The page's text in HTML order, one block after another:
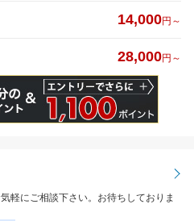
14,000円～
28,000円～
軽にご相談下さい。お待ちしておりま